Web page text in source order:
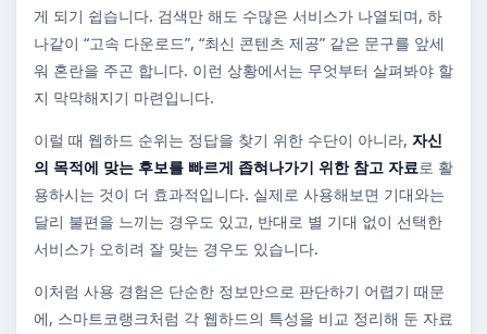
게 되기 쉽습니다. 검색만 해도 수많은 서비스가 나열되며, 하
나같이 “고속 다운로드”, “최신 콘텐츠 제공” 같은 문구를 앞세
워 혼란을 주곤 합니다. 이런 상황에서는 무엇부터 살펴봐야 할
지 막막해지기 마련입니다.
이럴 때 웹하드 순위는 정답을 찾기 위한 수단이 아니라, 자신
의 목적에 맞는 후보를 빠르게 좁혀나가기 위한 참고 자료로 활
용하시는 것이 더 효과적입니다. 실제로 사용해보면 기대와는
달리 불편을 느끼는 경우도 있고, 반대로 별 기대 없이 선택한
서비스가 오히려 잘 맞는 경우도 있습니다.
이처럼 사용 경험은 단순한 정보만으로 판단하기 어렵기 때문
에, 스마트코랭크처럼 각 웹하드의 특성을 비교 정리해 둔 자료